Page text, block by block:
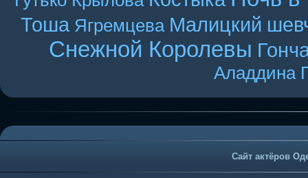
Тоша Ягремцева Малицкий
Снежной Королевы
Аладдина
Сайт актёров